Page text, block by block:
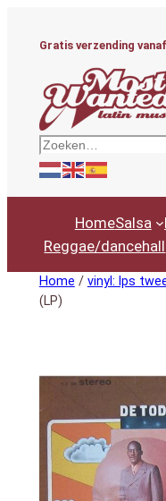
Gratis verzending
Zoeken
HomeSalsa
Reggae/dancehall
Home / vinyl: lps
(LP)